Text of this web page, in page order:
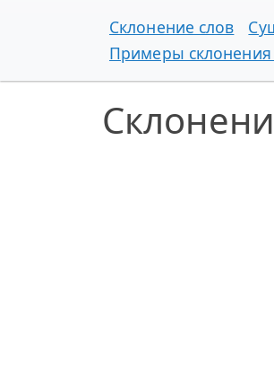
Склонение слов
Примеры склонения